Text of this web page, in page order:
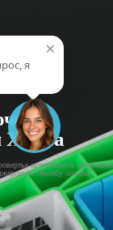
Халва
актуальность
по способу оплаты
×
я